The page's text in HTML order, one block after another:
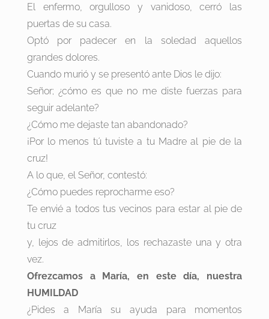
El enfermo, orgulloso y vanidoso, cerró las
puertas de su casa.
Optó por padecer en la soledad aquellos
grandes dolores.
Cuando murió y se presentó ante Dios le dijo:
Señor; ¿cómo es que no me diste fuerzas para
seguir adelante?
¿Cómo me dejaste tan abandonado?
¡Por lo menos tú tuviste a tu Madre al pie de la
cruz!
A lo que, el Señor, contestó:
¿Cómo puedes reprocharme eso?
Te envié a todos tus vecinos para estar al pie de
tu cruz
y, lejos de admitirlos, los rechazaste una y otra
vez.
Ofrezcamos a María, en este día, nuestra
HUMILDAD
¿Pides a María su ayuda para momentos